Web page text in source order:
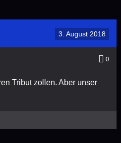
3. August 2018
0
Tribut zollen. Aber unser